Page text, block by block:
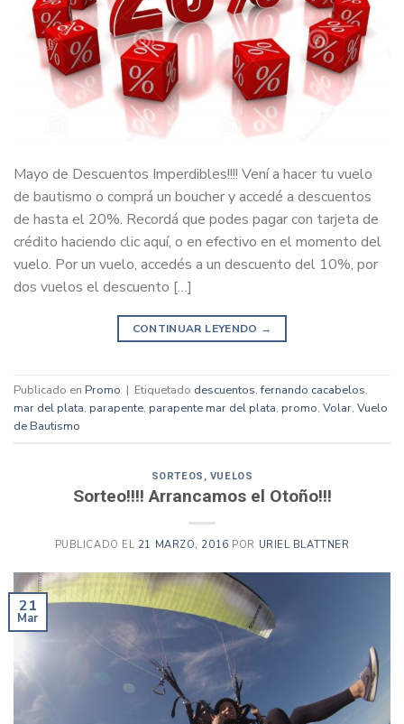
Mayo de Descuentos Imperdibles!!!! Vení a hacer tu vuelo
de bautismo o comprá un boucher y accedé a descuentos
de hasta el 20%. Recordá que podes pagar con tarjeta de
crédito haciendo clic aquí, o en efectivo en el momento del
vuelo. Por un vuelo, accedés a un descuento del 10%, por
dos vuelos el descuento […]
CONTINUAR LEYENDO →
Publicado en Promo | Etiquetado descuentos,fernando cacabelos,
mar del plata, parapente, parapente mar del plata, promo, Volar, Vuelo
de Bautismo
SORTEOS VUELOS
Sorteo!!!! Arrancamos el Otoño!!!
PUBLICADO EL 21 MARZO, 2016 POR URIEL BLATTNER
21
Mar